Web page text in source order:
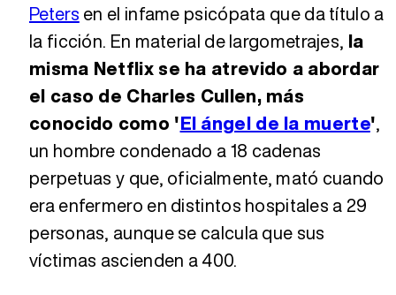
Peters en el infame psicópata que da título a
la ficción. En material de largometrajes, la
misma Netflix se ha atrevido a abordar
el caso de Charles Cullen, más
conocido como 'El ángel de la muerte',
un hombre condenado a 18 cadenas
perpetuas y que, oficialmente, mató cuando
era enfermero en distintos hospitales a 29
personas, aunque se calcula que sus
víctimas ascienden a 400.